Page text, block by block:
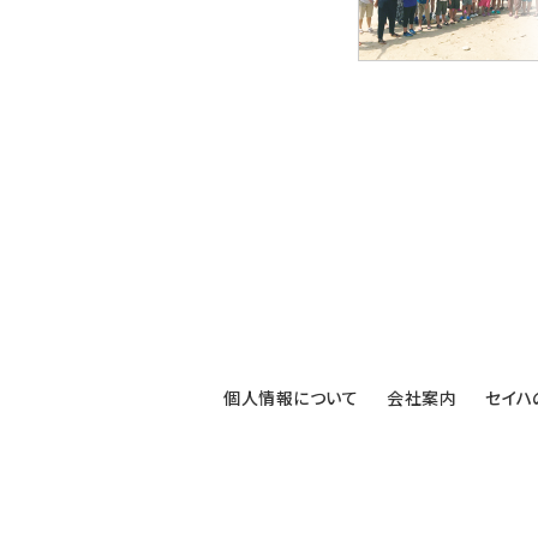
個人情報について 会社案内 セイ